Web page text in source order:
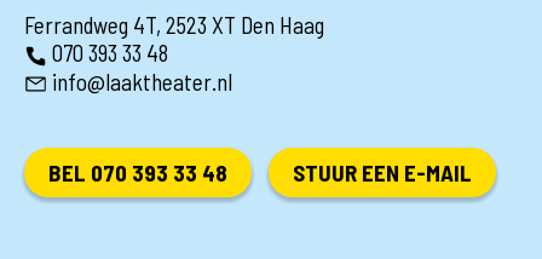
Ferrandweg 4T, 2523 XT Den Haag
070 393 33 48
info@laaktheater.nl
BEL 070 393 33 48 STUUR EEN E-MAIL